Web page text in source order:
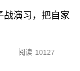
战演习，把自家
阅读 10127